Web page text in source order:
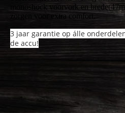
monoshock voorvork en
zorgen voor extra comfort.
3 jaar garantie op álle
de accu!